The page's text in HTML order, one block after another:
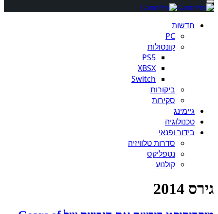
חדשות
PC
קונסולות
PS5
XBSX
Switch
ביקורות
סקירות
גיימינג
טכנולוגיה
בידור ופנאי
סדרות טלוויזיה
נטפליקס
קולנוע
גירס 2014